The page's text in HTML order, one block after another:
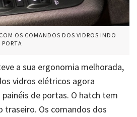
OS COMANDOS DOS VIDROS INDO
PORTA
a sua ergonomia melhorada,
vidros elétricos agora
de portas. O hatch tem
Os comandos dos